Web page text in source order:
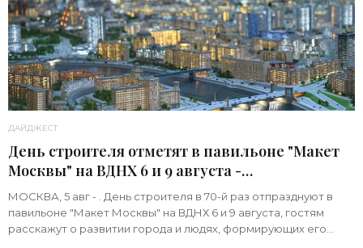
ДАЙДЖЕСТ
День строителя отметят в павильоне "Макет
Москвы" на ВДНХ 6 и 9 августа -
«Строительство»
МОСКВА, 5 авг - . День строителя в 70-й раз отпразднуют в
павильоне "Макет Москвы" на ВДНХ 6 и 9 августа, гостям
расскажут о развитии города и людях, формирующих его